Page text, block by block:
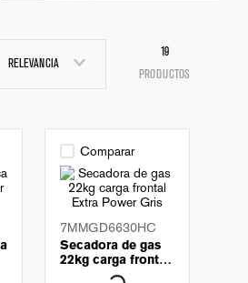
RELEVANCIA
19
PRODUCTOS
Comparar
7MMGD6630HC
Secadora de gas
22kg carga frontal
Extra Power Gris